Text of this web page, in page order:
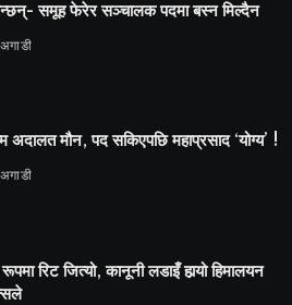
समूह फेरेर सञ्चालक पदमा बस्न मिल्दैन
अदालत मौन, पद सकिएपछि महाप्रसाद ‘योग्य’ !
रिट जित्यो, कानूनी लडाइँ हार्‍यो हिमालयन